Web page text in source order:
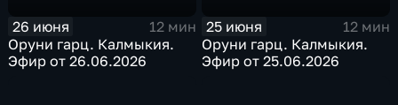
26 июня
12 мин
Оруни гарц. Калмыкия.
Эфир от 26.06.2026
25 июня
12 мин
Оруни гарц. Калмыкия.
Эфир от 25.06.2026